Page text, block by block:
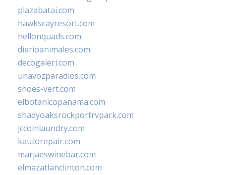
plazabatai.com
hawkscayresort.com
hellonquads.com
diarioanimales.com
decogaleri.com
unavozparadios.com
shoes-vert.com
elbotanicopanama.com
shadyoaksrockportrvpark.com
jccoinlaundry.com
kautorepair.com
marjaeswinebar.com
elmazatlanclinton.com